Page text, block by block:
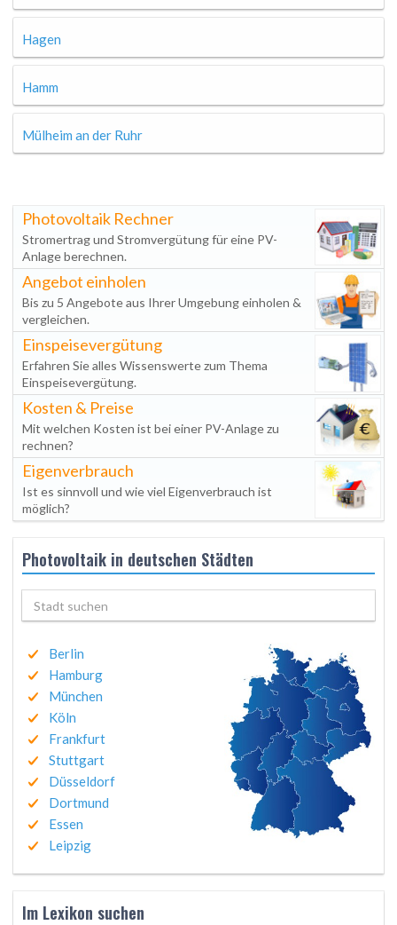
Hagen
Hamm
Mülheim an der Ruhr
Photovoltaik Rechner
Stromertrag und Stromvergütung für eine PV-
Anlage berechnen.
Angebot einholen
Bis zu 5 Angebote aus Ihrer Umgebung einholen &
vergleichen.
Einspeisevergütung
Erfahren Sie alles Wissenswerte zum Thema
Einspeisevergütung.
Kosten & Preise
Mit welchen Kosten ist bei einer PV-Anlage zu
rechnen?
Eigenverbrauch
Ist es sinnvoll und wie viel Eigenverbrauch ist
möglich?
Photovoltaik in deutschen Städten
Berlin
Hamburg
München
Köln
Frankfurt
Stuttgart
Düsseldorf
Dortmund
Essen
Leipzig
Im Lexikon suchen